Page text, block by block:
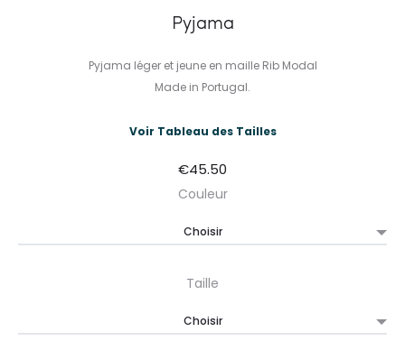
Pyjama
Pyjama léger et jeune en maille Rib Modal
Made in Portugal.
Voir Tableau des Tailles
€45.50
Couleur
Taille